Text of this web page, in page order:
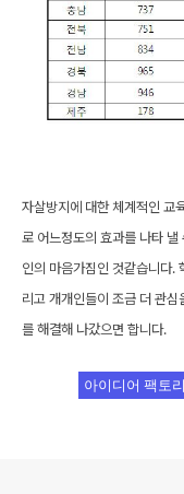
자살방지에 대한 체계적인 교
로 어느정도의 효과를 나타 낼
인의 마음가짐인 것같습니다.
리고 개개인들이 조금 더 관심
를 해결해 나갔으면 합니다.
아이디어 팩토